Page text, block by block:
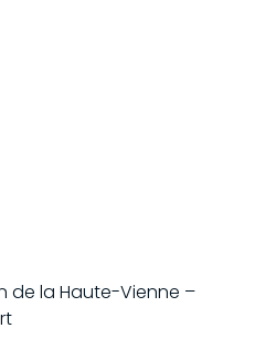
de la Haute-Vienne –